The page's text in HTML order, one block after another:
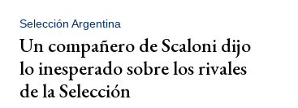
Selección Argentina
Un compañero de Scaloni dijo
lo inesperado sobre los rivales
de la Selección